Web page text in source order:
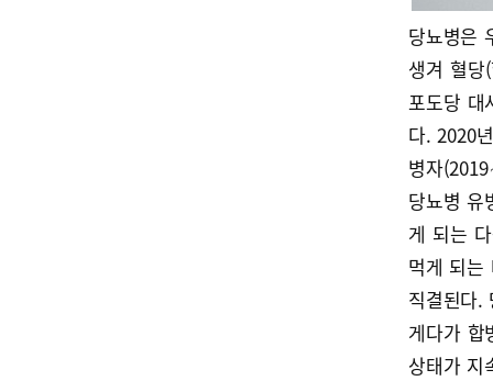
당뇨병은
생겨 혈당
포도당 대
다. 2020
병자
당뇨병 유
게 되는
먹게 되는
직결된다.
게다가 합
상태가 지